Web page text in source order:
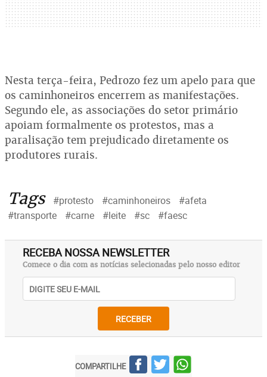
Nesta terça-feira, Pedrozo fez um apelo para que
os caminhoneiros encerrem as manifestações.
Segundo ele, as associações do setor primário
apoiam formalmente os protestos, mas a
paralisação tem prejudicado diretamente os
produtores rurais.
Tags #protesto #caminhoneiros
#afeta
#transporte
#carne #leite #sc #faesc
RECEBA NOSSA NEWSLETTER
Comece o dia com as notícias selecionadas pelo nosso editor
RECEBER
COMPARTILHE